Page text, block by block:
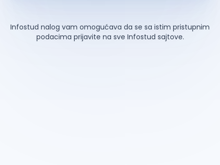
Infostud nalog vam omogućava da se sa istim pristupnim
podacima prijavite na sve Infostud sajtove.